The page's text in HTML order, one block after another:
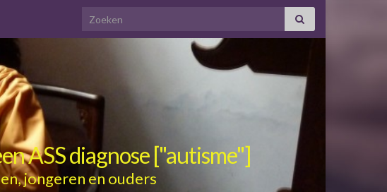
Search for:
ASS diagnose ["autisme"]
jongeren en ouders